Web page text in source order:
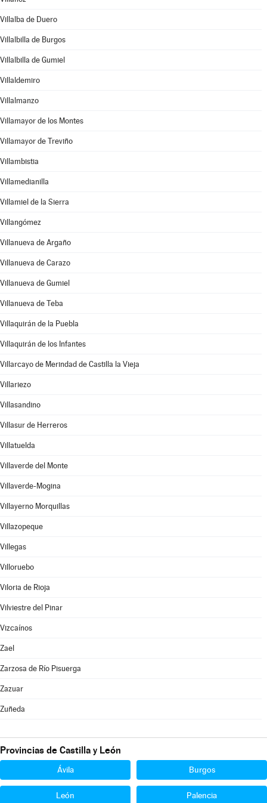
Villalba de Duero
Villalbilla de Burgos
Villalbilla de Gumiel
Villaldemiro
Villalmanzo
Villamayor de los Montes
Villamayor de Treviño
Villambistia
Villamedianilla
Villamiel de la Sierra
Villangómez
Villanueva de Argaño
Villanueva de Carazo
Villanueva de Gumiel
Villanueva de Teba
Villaquirán de la Puebla
Villaquirán de los Infantes
Villarcayo de Merindad de Castilla la Vieja
Villariezo
Villasandino
Villasur de Herreros
Villatuelda
Villaverde del Monte
Villaverde-Mogina
Villayerno Morquillas
Villazopeque
Villegas
Villoruebo
Viloria de Rioja
Vilviestre del Pinar
Vizcaínos
Zael
Zarzosa de Río Pisuerga
Zazuar
Zuñeda
Provincias de Castilla y León
Ávila Burgos
León Palencia